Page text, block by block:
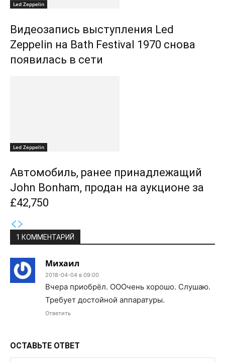
Led Zeppelin
Видеозапись выступления Led
Zeppelin на Bath Festival 1970 снова
появилась в сети
Led Zeppelin
Автомобиль, ранее принадлежащий
John Bonham, продан на аукционе за
£42,750
1 КОММЕНТАРИЙ
Михаил
2018-04-04 в 09:00
Вчера приобрёл. ОООчень хорошо. Слушаю.
Требует достойной аппаратуры.
Ответить
ОСТАВЬТЕ ОТВЕТ